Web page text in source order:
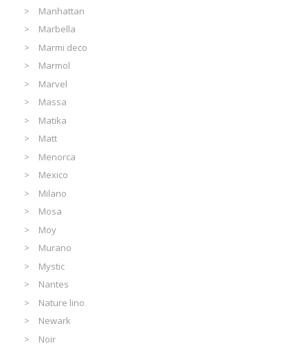
Manhattan
Marbella
Marmi deco
Marmol
Marvel
Massa
Matika
Matt
Menorca
Mexico
Milano
Mosa
Moy
Murano
Mystic
Nantes
Nature lino
Newark
Noir